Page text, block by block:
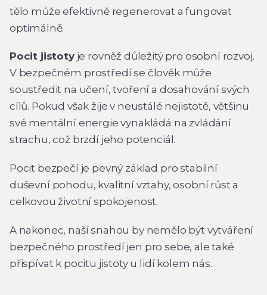
tělo může efektivně regenerovat a fungovat
optimálně.
Pocit jistotyje rovněž důležitý pro osobní rozvoj.
V bezpečném prostředí se člověk může
soustředit na učení, tvoření a dosahování svých
cílů. Pokud však žije v neustálé nejistotě, většinu
své mentální energie vynakládá na zvládání
strachu, což brzdí jeho potenciál.
Pocit bezpečí je pevný základ pro stabilní
duševní pohodu, kvalitní vztahy, osobní růst a
celkovou životní spokojenost.
A nakonec, naší snahou by nemělo být vytváření
bezpečného prostředí jen pro sebe, ale také
přispívat k pocitu jistoty u lidí kolem nás.